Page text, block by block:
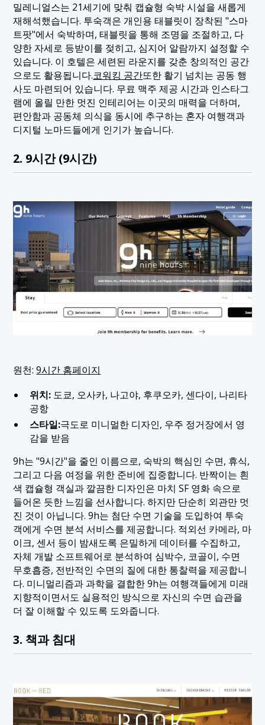
밀레니얼스는 21세기에 맞춰 캡슐형 숙박 시설을 새롭게
재해석했습니다. 투숙객은 개인용 태블릿이 장착된 "스마
트팟"에서 숙박하며, 태블릿을 통해 조명을 조절하고, 다
양한 자세로 등받이를 젖히고, 심지어 알람까지 설정할 수
있습니다. 이 호텔은 세련된 라운지를 갖춘 창의적인 공간
으로도 활용됩니다.코워킹 공간또한 활기 넘치는 공동 행
사도 마련되어 있습니다. 무료 맥주 제공 시간과 인스타그
램에 올릴 만한 멋진 인테리어는 이곳의 매력을 더하며,
편안함과 공동체 의식을 동시에 추구하는 혼자 여행객과
디지털 노마드들에게 인기가 높습니다.
2. 9시간 (9시간)
원천:9시간 홈페이지
위치:도쿄, 오사카, 나고야, 후쿠오카, 센다이, 나리타
공항
스타일:극도로 미니멀한 디자인, 우주 정거장에서 영
감을 받음
9h는 "9시간"을 줄인 이름으로, 숙박의 핵심인 수면, 휴식,
그리고 다음 여정을 위한 준비에 집중합니다. 반짝이는 흰
색 캡슐형 객실과 깔끔한 디자인은 마치 SF 영화 속으로
들어온 듯한 느낌을 선사합니다. 하지만 단순히 외관만 멋
진 것이 아닙니다. 9h는 첨단 수면 기술을 도입하여 투숙
객에게 수면 분석 서비스를 제공합니다. 적외선 카메라, 마
이크, 센서 등이 밤새도록 은밀하게 데이터를 수집하고,
자체 개발 소프트웨어로 분석하여 심박수, 코골이, 수면
무호흡증, 전반적인 수면의 질에 대한 통찰력을 제공합니
다. 미니멀리즘과 과학을 결합한 9h는 여행객들에게 미래
지향적이면서도 실용적인 방식으로 자신의 수면 습관을
더 잘 이해할 수 있도록 도와줍니다.
3. 책과 침대